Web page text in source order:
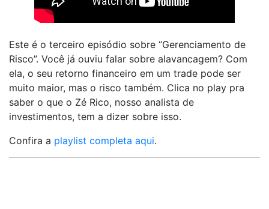
Este é o terceiro episódio sobre “Gerenciamento de
Risco”. Você já ouviu falar sobre alavancagem? Com
ela, o seu retorno financeiro em um trade pode ser
muito maior, mas o risco também. Clica no play pra
saber o que o Zé Rico, nosso analista de
investimentos, tem a dizer sobre isso.
Confira a playlist completa aqui.